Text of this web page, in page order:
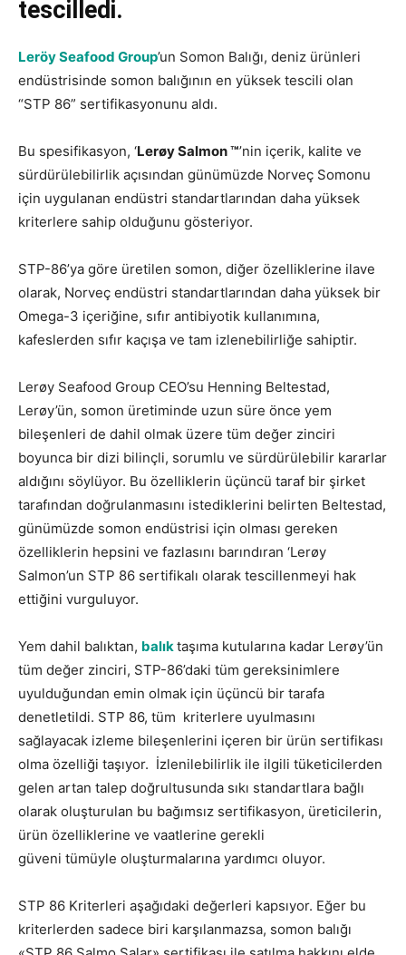
tescilledi.
Leröy Seafood Group’un Somon Balığı, deniz ürünleri
endüstrisinde somon balığının en yüksek tescili olan
“STP 86” sertifikasyonunu aldı.
Bu spesifikasyon, ‘Lerøy Salmon ™’nin içerik, kalite ve
sürdürülebilirlik açısından günümüzde Norveç Somonu
için uygulanan endüstri standartlarından daha yüksek
kriterlere sahip olduğunu gösteriyor.
STP-86’ya göre üretilen somon, diğer özelliklerine ilave
olarak, Norveç endüstri standartlarından daha yüksek bir
Omega-3 içeriğine, sıfır antibiyotik kullanımına,
kafeslerden sıfır kaçışa ve tam izlenebilirliğe sahiptir.
Lerøy Seafood Group CEO’su Henning Beltestad,
Lerøy’ün, somon üretiminde uzun süre önce yem
bileşenleri de dahil olmak üzere tüm değer zinciri
boyunca bir dizi bilinçli, sorumlu ve sürdürülebilir kararlar
aldığını söylüyor. Bu özelliklerin üçüncü taraf bir şirket
tarafından doğrulanmasını istediklerini belirten Beltestad,
günümüzde somon endüstrisi için olması gereken
özelliklerin hepsini ve fazlasını barındıran ‘Lerøy
Salmon’un STP 86 sertifikalı olarak tescillenmeyi hak
ettiğini vurguluyor.
Yem dahil balıktan, balıktaşıma kutularına kadar Lerøy’ün
tüm değer zinciri, STP-86’daki tüm gereksinimlere
uyulduğundan emin olmak için üçüncü bir tarafa
denetletildi. STP 86, tüm kriterlere uyulmasını
sağlayacak izleme bileşenlerini içeren bir ürün sertifikası
olma özelliği taşıyor. İzlenilebilirlik ile ilgili tüketicilerden
gelen artan talep doğrultusunda sıkı standartlara bağlı
olarak oluşturulan bu bağımsız sertifikasyon, üreticilerin,
ürün özelliklerine ve vaatlerine gerekli
güveni tümüyle oluşturmalarına yardımcı oluyor.
STP 86 Kriterleri aşağıdaki değerleri kapsıyor. Eğer bu
kriterlerden sadece biri karşılanmazsa, somon balığı